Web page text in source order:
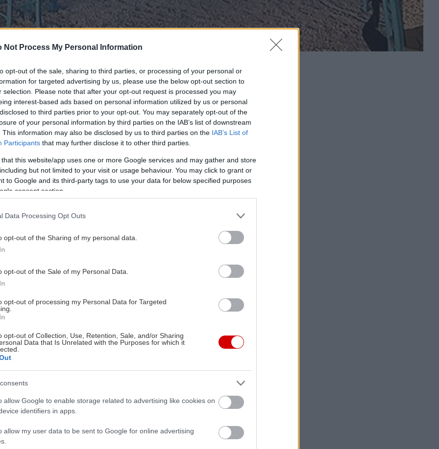
Not Process My Personal Information
opt-out of the sale, sharing to third parties, or processing of your personal or
for targeted advertising by us, please use the below opt-out section to
selection. Please note that after your opt-out request is processed you may
interest-based ads based on personal information utilized by us or personal
to third parties prior to your opt-out. You may separately opt-out of the
of your personal information by third parties on the IAB’s list of downstream
This information may also be disclosed by us to third parties on the IAB’s List of
Participants that may further disclose it to other third parties.
that this website/app uses one or more Google services and may gather and store
but not limited to your visit or usage behaviour. You may click to grant or
to Google and its third-party tags to use your data for below specified purposes
consent section.
Data Processing Opt Outs
opt-out of the Sharing of my personal data.
opt-out of the Sale of my Personal Data.
opt-out of processing my Personal Data for Targeted
opt-out of Collection, Use, Retention, Sale, and/or Sharing
Data that Is Unrelated with the Purposes for which it
allow Google to enable storage related to advertising like cookies on
identifiers in apps.
allow my user data to be sent to Google for online advertising
στην Αθήνα, να κοιτάζεις μελαγχολικά τα ποστ των φίλων
στα νησιά; Κάνε κοπάνα από την δουλειά –ή έστω, υπομονή